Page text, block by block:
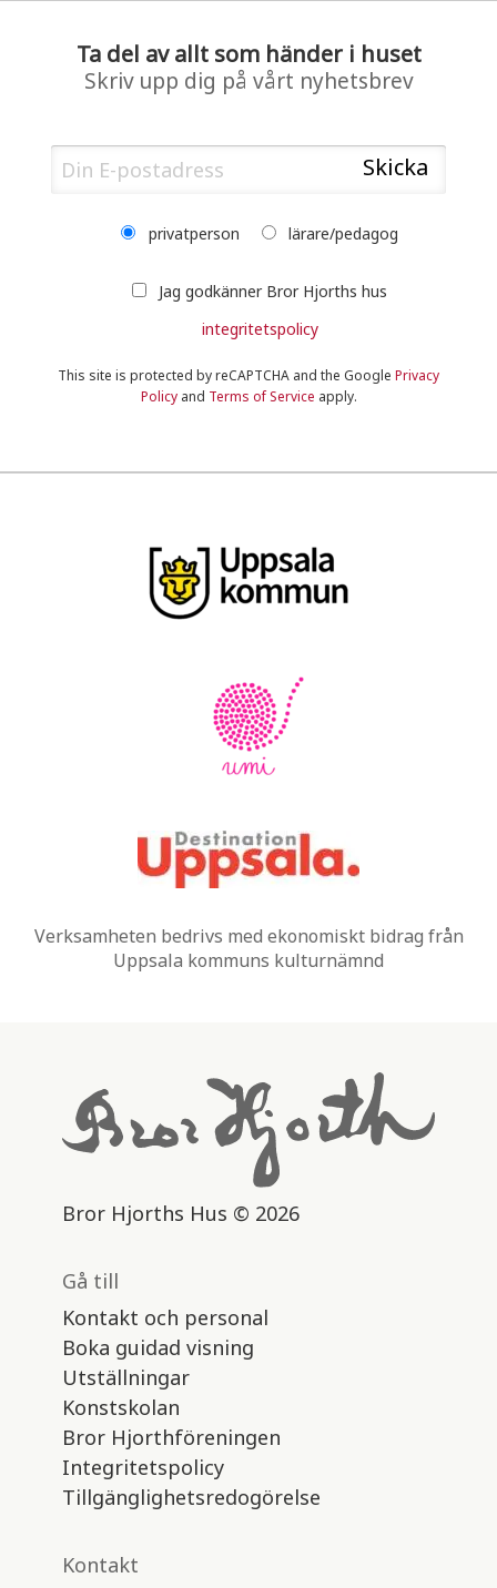
Ta del av allt som händer i huset
Skriv upp dig på vårt nyhetsbrev
privatperson lärare/pedagog
Jag godkänner Bror Hjorths hus
integritetspolicy
This site is protected by reCAPTCHA and the Google Privacy
Policyand Terms of Service apply.
Verksamheten bedrivs med ekonomiskt bidrag från
Uppsala kommuns kulturnämnd
Bror Hjorths Hus © 2026
Gå till
Kontakt och personal
Boka guidad visning
Utställningar
Konstskolan
Bror Hjorthföreningen
Integritetspolicy
Tillgänglighetsredogörelse
Kontakt